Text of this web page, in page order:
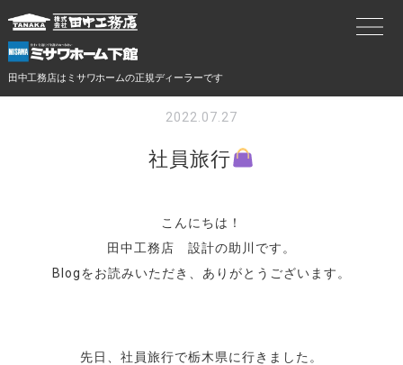
田中工務店はミサワホームの正規ディーラーです
2022.07.27
社員旅行
こんにちは！
田中工務店 設計の助川です。
Blogをお読みいただき、ありがとうございます。
先日、社員旅行で栃木県に行きました。